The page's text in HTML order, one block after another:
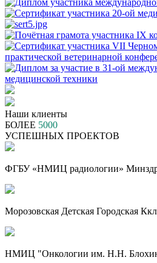
Наши клиенты
БОЛЕЕ 5000
УСПЕШНЫХ ПРОЕКТОВ
ФГБУ «НМИЦ радиологии»
Морозовская Детская Городская
НМИЦ "Онкологии им. Н.Н.